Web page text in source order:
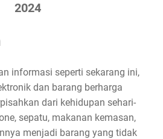
2024
informasi seperti sekarang ini,
dan barang berharga
dari kehidupan sehari-
sepatu, makanan kemasan,
menjadi barang yang tidak